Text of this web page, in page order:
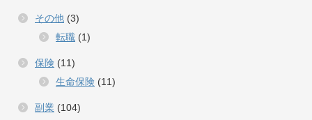
その他 (3)
転職 (1)
保険 (11)
生命保険 (11)
副業 (104)